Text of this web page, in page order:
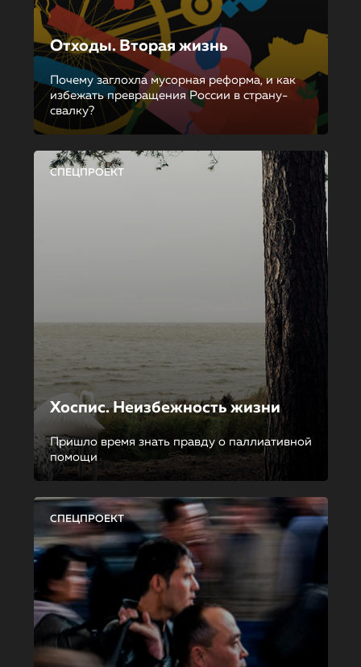
Отходы. Вторая жизнь
Почему заглохла мусорная реформа, и как
избежать превращения России в страну-
свалку?
СПЕЦПРОЕКТ
Хоспис. Неизбежность жизни
Пришло время знать правду о паллиативной
помощи
СПЕЦПРОЕКТ